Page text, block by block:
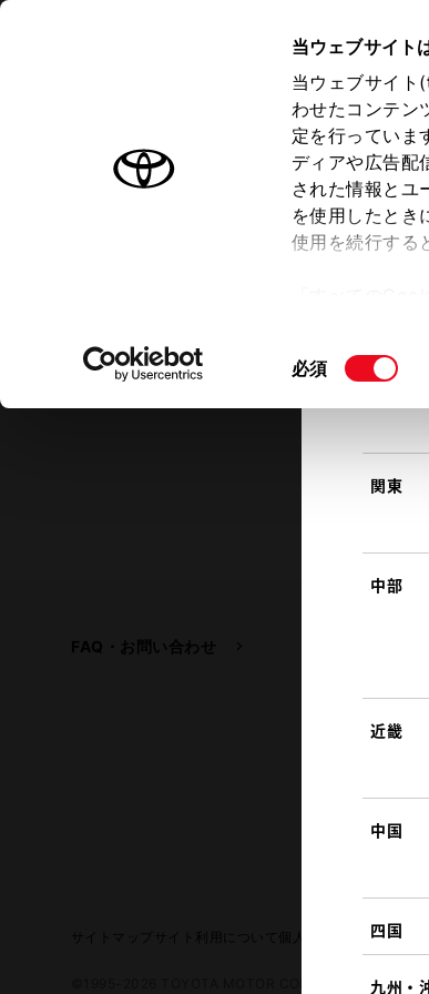
当ウェブサイト
当ウェブサイト(
わせたコンテン
定を行っていま
ディアや広告配
された情報とユ
を使用したとき
使用を続行する
て」をご覧くだ
同
必須
オーナーサポート トピックス
北海道
東北
関東
中部
近畿
中国
四国
九州・
トヨタ認定中古車
トヨタ認定中古車の魅力
FAQ・お問い合わせ
トヨタイムズ
サイト利用について 個人情報の取扱いについ
©1995-2026 TOYOTA MOTOR CORPORATION. ALL